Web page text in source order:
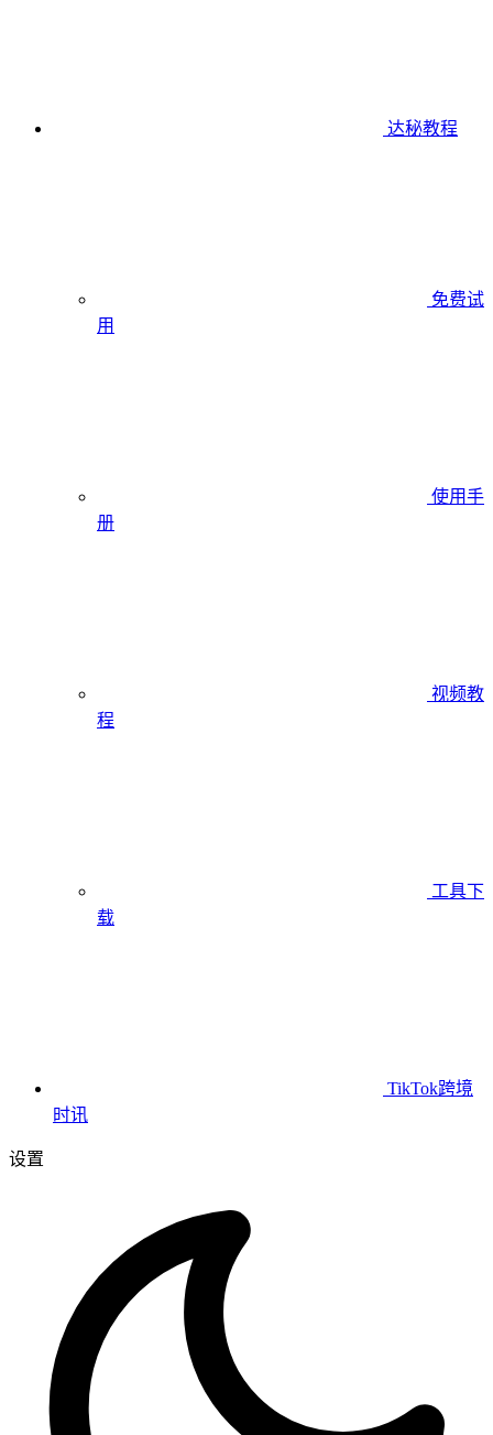
达秘教程
免费试
用
使用手
册
视频教
程
工具下
载
TikTok跨境
时讯
设置